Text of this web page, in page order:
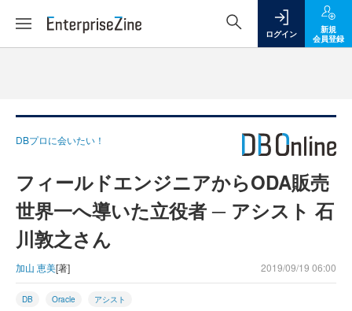
ログイン
新規
会員登録
DBプロに会いたい！
フィールドエンジニアからODA販売
世界一へ導いた立役者 ─ アシスト 石
川敦之さん
加山 恵美[著] 2019/09/19 06:00
DB Oracle アシスト